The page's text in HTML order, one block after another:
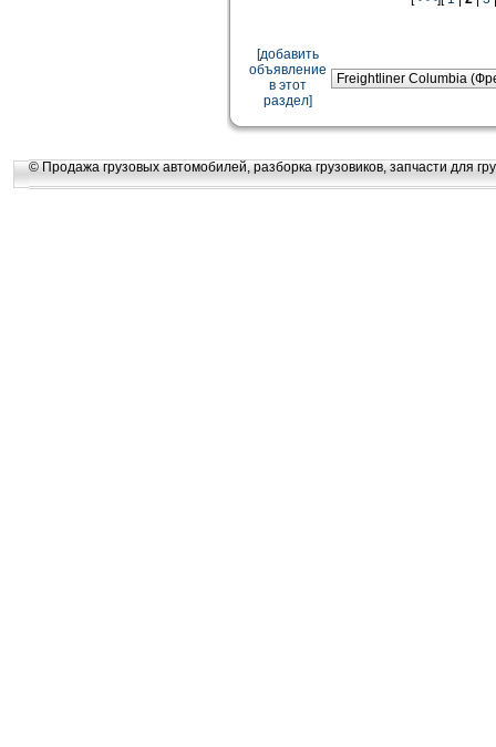
[добавить
объявление
в этот
раздел]
© Продажа грузовых автомобилей, разборка грузовиков, запчасти для